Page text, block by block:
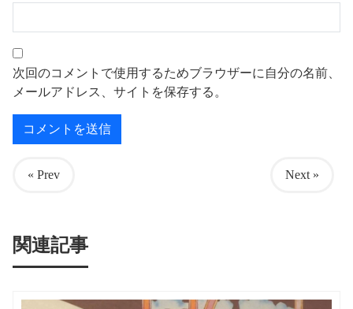
次回のコメントで使用するためブラウザーに自分の名前、
メールアドレス、サイトを保存する。
« Prev Next »
関連記事